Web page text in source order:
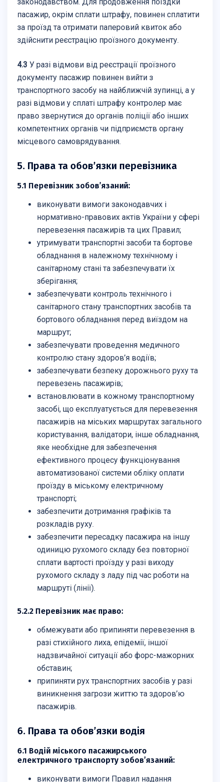
пасажир, окрім сплати штрафу, повинен сплатити
за проїзд та отримати паперовий квиток або
здійснити реєстрацію проїзного документу.
4.3 У разі відмови від реєстрації проїзного
документу пасажир повинен вийти з
транспортного засобу на найближчій зупинці, а у
разі відмови у сплаті штрафу контролер має
право звернутися до органів поліції або інших
компетентних органів чи підприємств органу
місцевого самоврядування.
5. Права та обов’язки перевізника
5.1 Перевізник зобов’язаний:
виконувати вимоги законодавчих і
нормативно-правових актів України у сфері
перевезення пасажирів та цих Правил;
утримувати транспортні засоби та бортове
обладнання в належному технічному і
санітарному стані та забезпечувати їх
зберігання;
забезпечувати контроль технічного і
санітарного стану транспортних засобів та
бортового обладнання перед виїздом на
маршрут;
забезпечувати проведення медичного
контролю стану здоров’я водіїв;
забезпечувати безпеку дорожнього руху та
перевезень пасажирів;
встановлювати в кожному транспортному
засобі, що експлуатується для перевезення
пасажирів на міських маршрутах загального
користування, валідатори, інше обладнання,
яке необхідне для забезпечення
ефективного процесу функціонування
автоматизованої системи обліку оплати
проїзду в міському електричному
транспорті;
забезпечити дотримання графіків та
розкладів руху.
забезпечити пересадку пасажира на іншу
одиницю рухомого складу без повторної
сплати вартості проїзду у разі виходу
рухомого складу з ладу під час роботи на
маршруті (лінії).
5.2.2 Перевізник має право:
обмежувати або припиняти перевезення в
разі стихійного лиха, епідемії, іншої
надзвичайної ситуації або форс-мажорних
обставин;
припиняти рух транспортних засобів у разі
виникнення загрози життю та здоров’ю
пасажирів.
6. Права та обов’язки водія
6.1 Водій міського пасажирського
електричного транспорту зобов’язаний:
виконувати вимоги Правил надання